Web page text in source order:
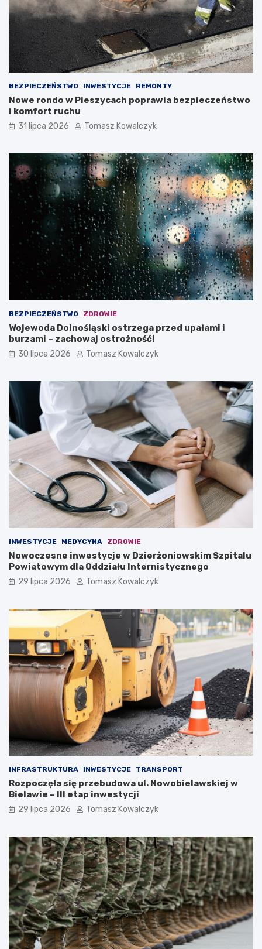
BEZPIECZEŃSTWO INWESTYCJE REMONTY
Nowe rondo w Pieszycach poprawia bezpieczeństwo
i komfort ruchu
31 lipca 2026 Tomasz Kowalczyk
BEZPIECZEŃSTWO ZDROWIE
Wojewoda Dolnośląski ostrzega przed upałami i
burzami – zachowaj ostrożność!
30 lipca 2026 Tomasz Kowalczyk
INWESTYCJE MEDYCYNA ZDROWIE
Nowoczesne inwestycje w Dzierżoniowskim Szpitalu
Powiatowym dla Oddziału Internistycznego
29 lipca 2026 Tomasz Kowalczyk
INFRASTRUKTURA INWESTYCJE TRANSPORT
Rozpoczęła się przebudowa ul. Nowobielawskiej w
Bielawie – III etap inwestycji
29 lipca 2026 Tomasz Kowalczyk